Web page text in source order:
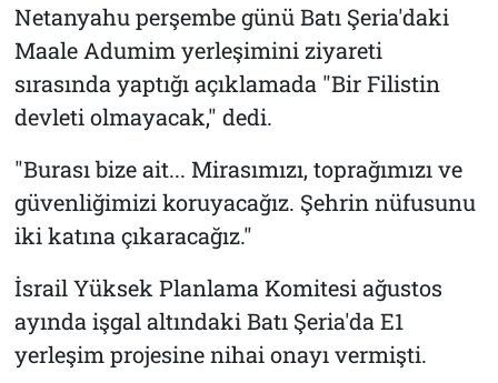
Netanyahu perşembe günü Batı Şeria'daki
Maale Adumim yerleşimini ziyareti
sırasında yaptığı açıklamada "Bir Filistin
devleti olmayacak," dedi.
"Burası bize ait... Mirasımızı, toprağımızı ve
güvenliğimizi koruyacağız. Şehrin nüfusunu
iki katına çıkaracağız."
İsrail Yüksek Planlama Komitesi ağustos
ayında işgal altındaki Batı Şeria'da E1
yerleşim projesine nihai onayı vermişti.